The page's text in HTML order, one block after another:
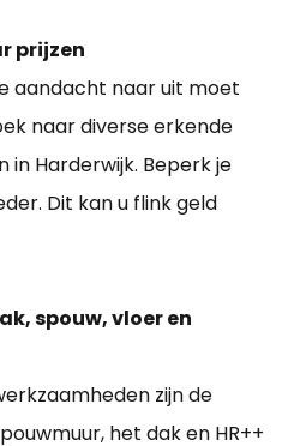
prijzen
aandacht naar uit moet
naar diverse erkende
in Harderwijk. Beperk je
Dit kan u flink geld
spouw, vloer en
zijn de
het dak en HR++